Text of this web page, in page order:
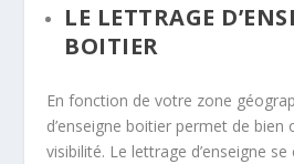
LE LETTRAGE
BOITIER
En fonction de votre zone
d’enseigne boitier permet de bien
visibilité. Le lettrage d’enseigne